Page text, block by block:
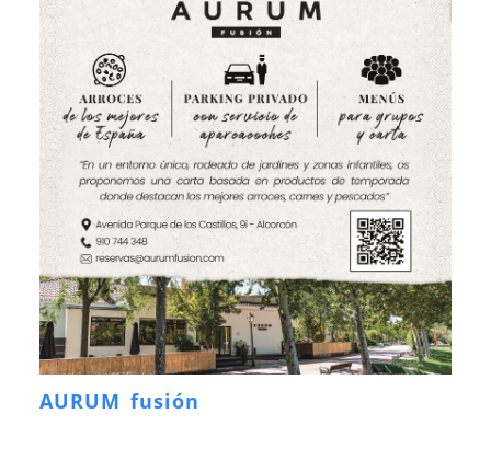
AURUM fusión